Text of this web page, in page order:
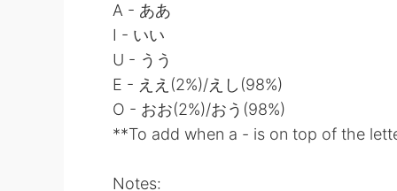
A - ああ
I - いい
U - うう
E - ええ(2%)/えし(98%)
O - おお(2%)/おう(98%)
**To add when a - is on top of the
Notes: